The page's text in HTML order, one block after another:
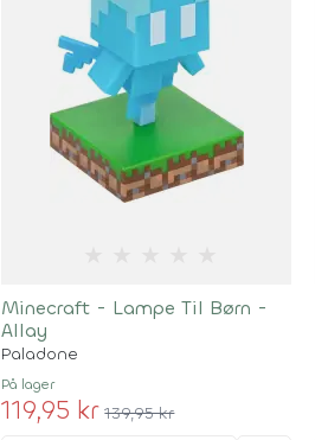
Minecraft - Lampe Til Børn -
Allay
Paladone
På lager
119,95 kr 139,95 kr